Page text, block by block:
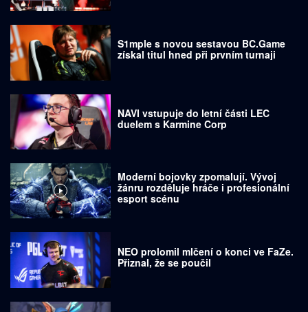
S1mple s novou sestavou BC.Game
získal titul hned při prvním turnaji
NAVI vstupuje do letní části LEC
duelem s Karmine Corp
Moderní bojovky zpomalují. Vývoj
žánru rozděluje hráče i profesionální
esport scénu
NEO prolomil mlčení o konci ve FaZe.
Přiznal, že se poučil